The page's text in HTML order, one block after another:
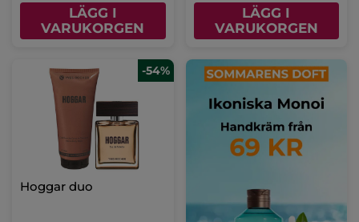
LÄGG I
VARUKORGEN
LÄGG I
VARUKORGEN
-54%
Hoggar duo